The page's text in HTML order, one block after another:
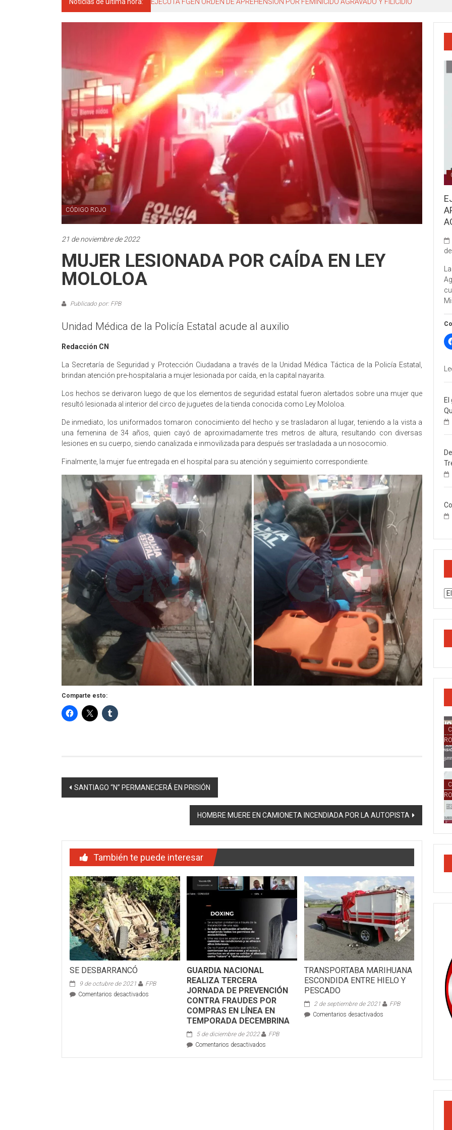
CÓDIGO ROJO
21 de noviembre de 2022
MUJER LESIONADA POR CAÍDA EN LEY
MOLOLOA
Publicado por: FPB
Unidad Médica de la Policía Estatal acude al auxilio
Redacción CN
La Secretaría de Seguridad y Protección Ciudadana a través de la Unidad Médica Táctica de la Policía Estatal,
brindan atención pre-hospitalaria a mujer lesionada por caída, en la capital nayarita.
Los hechos se derivaron luego de que los elementos de seguridad estatal fueron alertados sobre una mujer que
resultó lesionada al interior del circo de juguetes de la tienda conocida como Ley Mololoa.
De inmediato, los uniformados tomaron conocimiento del hecho y se trasladaron al lugar, teniendo a la vista a
una femenina de 34 años, quien cayó de aproximadamente tres metros de altura, resultando con diversas
lesiones en su cuerpo, siendo canalizada e inmovilizada para después ser trasladada a un nosocomio.
Finalmente, la mujer fue entregada en el hospital para su atención y seguimiento correspondiente.
Comparte esto:
Navegación
SANTIAGO “N” PERMANECERÁ EN PRISIÓN
HOMBRE MUERE EN CAMIONETA INCENDIADA POR LA AUTOPISTA
También te puede interesar
SE DESBARRANCÓ
9 de octubre de 2021
FPB
Comentarios desactivados
DESBARRANCÓ
GUARDIA NACIONAL
REALIZA TERCERA
JORNADA DE PREVENCIÓN
CONTRA FRAUDES POR
COMPRAS EN LÍNEA EN
TEMPORADA DECEMBRINA
5 de diciembre de 2022
FPB
Comentarios desactivados
TRANSPORTABA MARIHUANA
ESCONDIDA ENTRE HIELO Y
PESCADO
2 de septiembre de 2021
FPB
Comentarios desactivadosen
HIELO
El